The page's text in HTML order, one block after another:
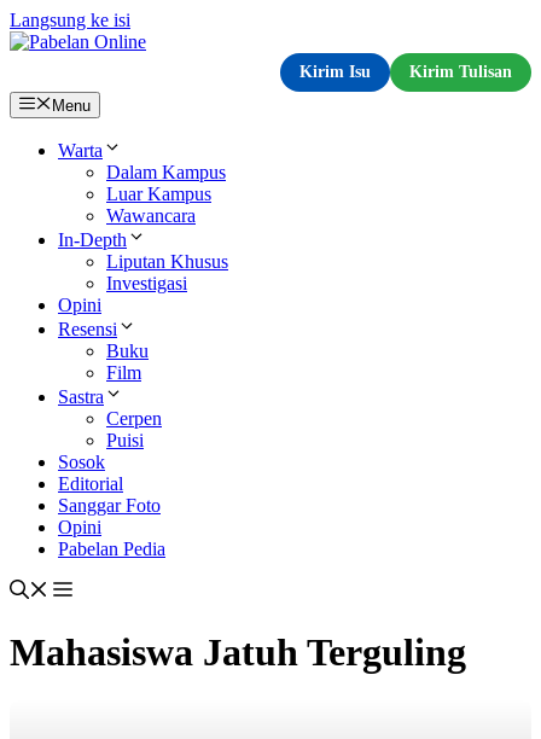
Langsung ke isi
Kirim Isu
Kirim Tulisan
Menu
Warta
Dalam Kampus
Luar Kampus
Wawancara
In-Depth
Liputan Khusus
Investigasi
Opini
Resensi
Buku
Film
Sastra
Cerpen
Puisi
Sosok
Editorial
Sanggar Foto
Opini
Pabelan Pedia
Mahasiswa Jatuh Terguling